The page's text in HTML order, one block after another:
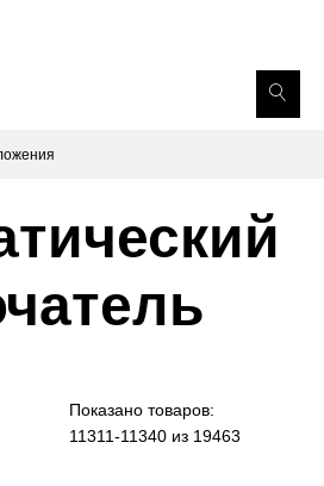
Показано товаров:
11311-11340 из 19463